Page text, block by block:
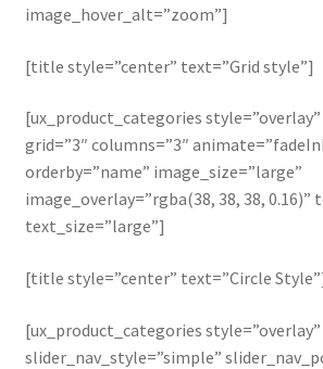
image_hover_alt=”zoom”]
[title style=”center” text=”Grid style”]
[ux_product_categories
grid=”3″ columns=”3″
orderby=”name” image_size=”large”
image_overlay=”rgba(38, 38, 38, 0.16)”
text_size=”large”]
[title style=”center” text=”Circle
[ux_product_categories style=”overlay”
slider_nav_style=”simple”